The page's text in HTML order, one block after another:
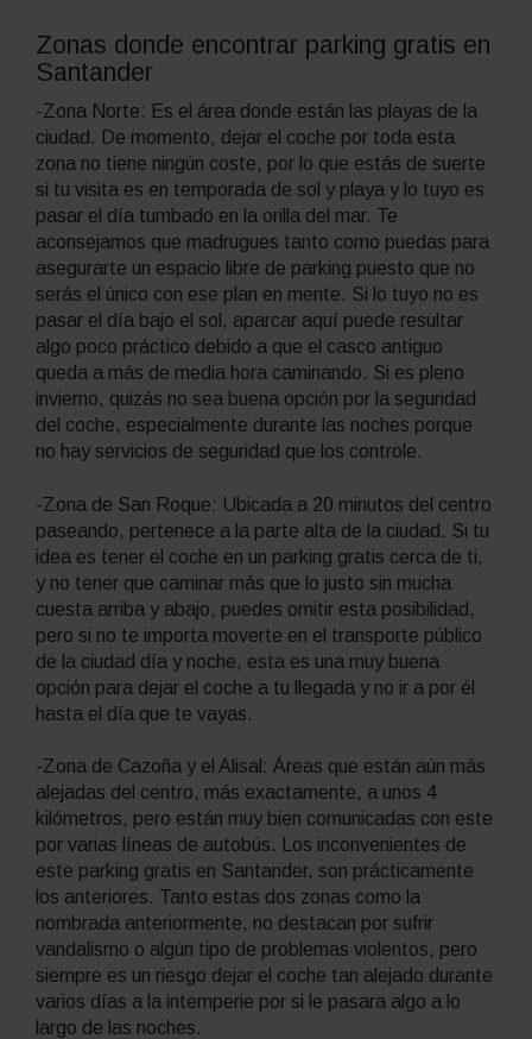
Zonas donde encontrar parking gratis en
Santander
-Zona Norte: Es el área donde están las playas de la
ciudad. De momento, dejar el coche por toda esta
zona no tiene ningún coste, por lo que estás de suerte
si tu visita es en temporada de sol y playa y lo tuyo es
pasar el día tumbado en la orilla del mar. Te
aconsejamos que madrugues tanto como puedas para
asegurarte un espacio libre de parking puesto que no
serás el único con ese plan en mente. Si lo tuyo no es
pasar el día bajo el sol, aparcar aquí puede resultar
algo poco práctico debido a que el casco antiguo
queda a más de media hora caminando. Si es pleno
invierno, quizás no sea buena opción por la seguridad
del coche, especialmente durante las noches porque
no hay servicios de seguridad que los controle.
-Zona de San Roque: Ubicada a 20 minutos del centro
paseando, pertenece a la parte alta de la ciudad. Si tu
idea es tener el coche en un parking gratis cerca de ti,
y no tener que caminar más que lo justo sin mucha
cuesta arriba y abajo, puedes omitir esta posibilidad,
pero si no te importa moverte en el transporte público
de la ciudad día y noche, esta es una muy buena
opción para dejar el coche a tu llegada y no ir a por él
hasta el día que te vayas.
-Zona de Cazoña y el Alisal: Áreas que están aún más
alejadas del centro, más exactamente, a unos 4
kilómetros, pero están muy bien comunicadas con este
por varias líneas de autobús. Los inconvenientes de
este parking gratis en Santander, son prácticamente
los anteriores. Tanto estas dos zonas como la
nombrada anteriormente, no destacan por sufrir
vandalismo o algún tipo de problemas violentos, pero
siempre es un riesgo dejar el coche tan alejado durante
varios días a la intemperie por si le pasara algo a lo
largo de las noches.